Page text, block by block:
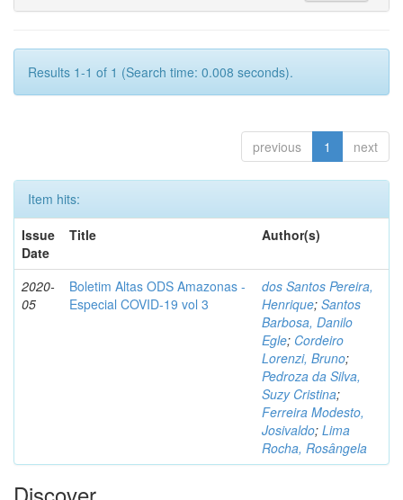
Results 1-1 of 1 (Search time: 0.008 seconds).
previous 1 next
Item hits:
Issue
Date
Title Author(s)
2020-
05
Boletim Altas ODS Amazonas -
Especial COVID-19 vol 3
dos Santos Pereira,
Henrique; Santos
Barbosa, Danilo
Egle; Cordeiro
Lorenzi, Bruno;
Pedroza da Silva,
Suzy Cristina;
Ferreira Modesto,
Josivaldo; Lima
Rocha, Rosângela